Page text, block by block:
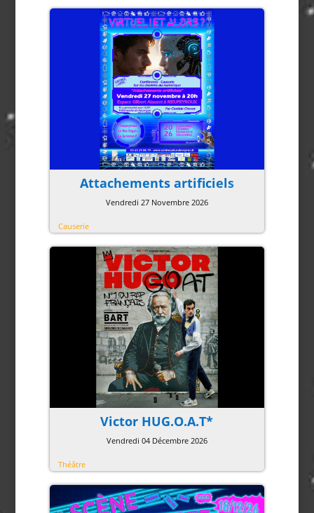
Attachements artificiels
Vendredi 27 Novembre 2026
Causerie
Victor HUG.O.A.T*
Vendredi 04 Décembre 2026
Théâtre